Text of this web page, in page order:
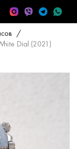
/
Dial (2021)